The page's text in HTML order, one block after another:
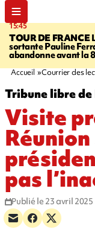
15:45
TOUR DE FRANCE
sortante Pauline
abandonne avant la
Accueil Courrier des
Tribune libre
Visite
pas
Publié le 23 avril 2025